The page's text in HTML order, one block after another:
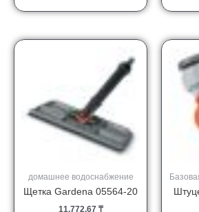
домашнее водоснабжение
Щетка Gardena 05564-20
11,772.67 ₸